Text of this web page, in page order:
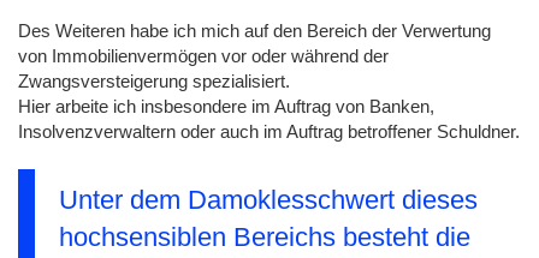
Des Weiteren habe ich mich auf den Bereich der Verwertung
von Immobilienvermögen vor oder während der
Zwangsversteigerung spezialisiert.
Hier arbeite ich insbesondere im Auftrag von Banken,
Insolvenzverwaltern oder auch im Auftrag betroffener Schuldner.
Unter dem Damoklesschwert dieses
hochsensiblen Bereichs besteht die